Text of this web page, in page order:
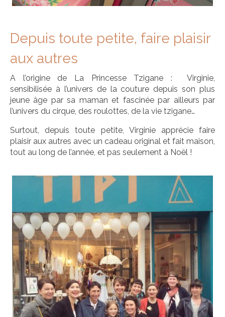
Depuis toute petite, faire plaisir
aux autres
A l’origine de La Princesse Tzigane : Virginie,
sensibilisée à l’univers de la couture depuis son plus
jeune âge par sa maman et fascinée par ailleurs par
l’univers du cirque, des roulottes, de la vie tzigane…
Surtout, depuis toute petite, Virginie apprécie faire
plaisir aux autres avec un cadeau original et fait maison,
tout au long de l’année, et pas seulement à Noël !